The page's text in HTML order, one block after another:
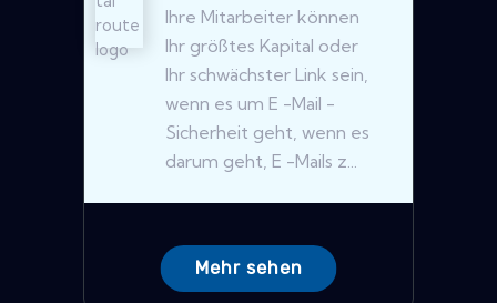
Ihre Mitarbeiter können
Ihr größtes Kapital oder
Ihr schwächster Link sein,
wenn es um E -Mail -
Sicherheit geht, wenn es
darum geht, E -Mails z...
Mehr sehen